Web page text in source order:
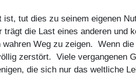
ist, tut dies zu seinem eigenen
die Last eines anderen und
Weg zu zeigen. Wenn
zerstört. Viele vergangenen
die sich nur das weltliche